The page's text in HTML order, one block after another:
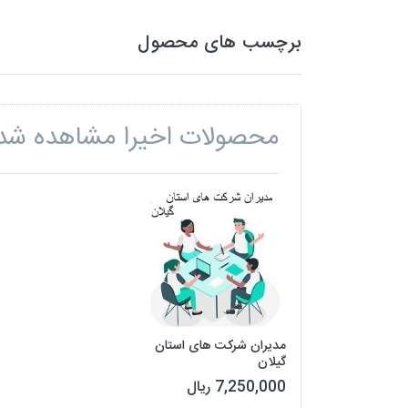
برچسب های محصول
محصولات اخیرا مشاهده
مدیران شرکت های استان
گیلان
7,250,000 ریال